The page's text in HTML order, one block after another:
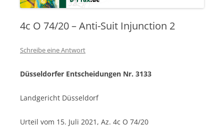
4c O 74/20 – Anti-Suit Injunction 2
Schreibe eine Antwort
Düsseldorfer Entscheidungen Nr. 3133
Landgericht Düsseldorf
Urteil vom 15. Juli 2021, Az. 4c O 74/20